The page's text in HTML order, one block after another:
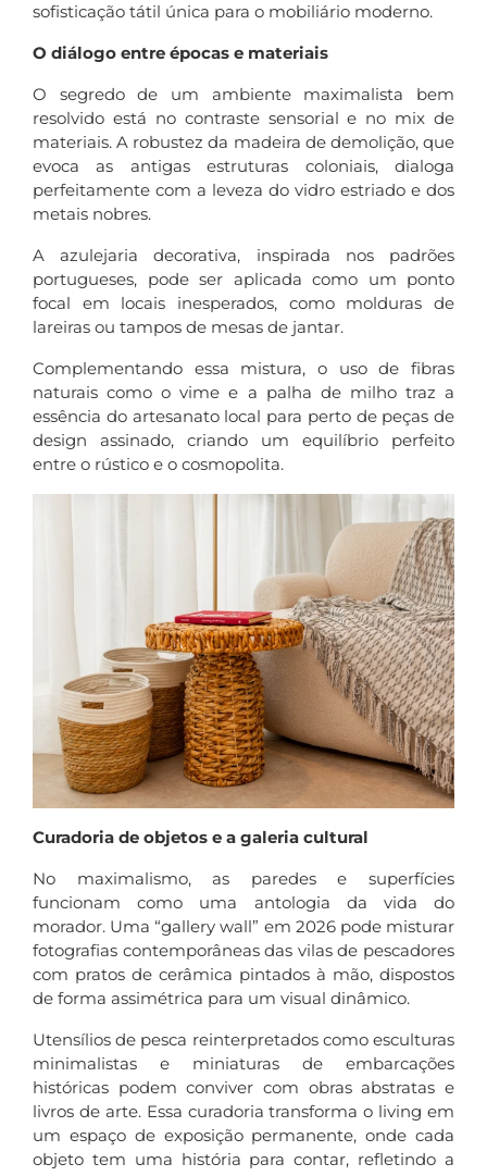
sofisticação tátil única para o mobiliário moderno.
O diálogo entre épocas e materiais
O segredo de um ambiente maximalista bem
resolvido está no contraste sensorial e no mix de
materiais. A robustez da madeira de demolição, que
evoca as antigas estruturas coloniais, dialoga
perfeitamente com a leveza do vidro estriado e dos
metais nobres.
A azulejaria decorativa, inspirada nos padrões
portugueses, pode ser aplicada como um ponto
focal em locais inesperados, como molduras de
lareiras ou tampos de mesas de jantar.
Complementando essa mistura, o uso de fibras
naturais como o vime e a palha de milho traz a
essência do artesanato local para perto de peças de
design assinado, criando um equilíbrio perfeito
entre o rústico e o cosmopolita.
Curadoria de objetos e a galeria cultural
No maximalismo, as paredes e superfícies
funcionam como uma antologia da vida do
morador. Uma “gallery wall” em 2026 pode misturar
fotografias contemporâneas das vilas de pescadores
com pratos de cerâmica pintados à mão, dispostos
de forma assimétrica para um visual dinâmico.
Utensílios de pesca reinterpretados como esculturas
minimalistas e miniaturas de embarcações
históricas podem conviver com obras abstratas e
livros de arte. Essa curadoria transforma o living em
um espaço de exposição permanente, onde cada
objeto tem uma história para contar, refletindo a